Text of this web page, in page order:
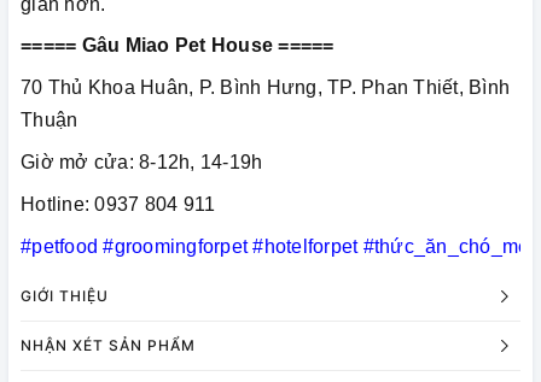
===== Gâu Miao Pet House =====
70 Thủ Khoa Huân, P. Bình Hưng, TP. Phan Thiết, Bình
Thuận
Giờ mở cửa: 8-12h, 14-19h
Hotline: 0937 804 911
#petfood #groomingforpet #hotelforpet #thức_ăn_chó_mèo
GIỚI THIỆU
NHẬN XÉT SẢN PHẨM